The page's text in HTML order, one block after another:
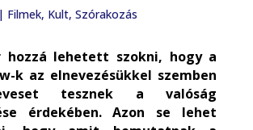
| Filmek, Kult, Szórakozás
hozzá lehetett szokni, hogy a
k az elnevezésükkel szemben
tesznek a valóság
érdekében. Azon se lehet